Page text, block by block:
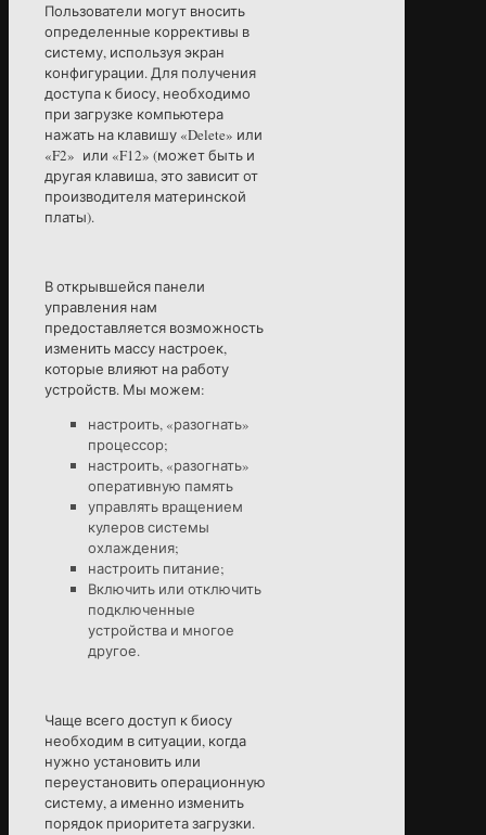
Пользователи могут вносить
определенные коррективы в
систему, используя экран
конфигурации. Для получения
доступа к биосу, необходимо
при загрузке компьютера
нажать на клавишу «Delete» или
«F2» или «F12» (может быть и
другая клавиша, это зависит от
производителя материнской
платы).
В открывшейся панели
управления нам
предоставляется возможность
изменить массу настроек,
которые влияют на работу
устройств. Мы можем:
настроить, «разогнать»
процессор;
настроить, «разогнать»
оперативную память
управлять вращением
кулеров системы
охлаждения;
настроить питание;
Включить или отключить
подключенные
устройства и многое
другое.
Чаще всего доступ к биосу
необходим в ситуации, когда
нужно установить или
переустановить операционную
систему, а именно изменить
порядок приоритета загрузки.